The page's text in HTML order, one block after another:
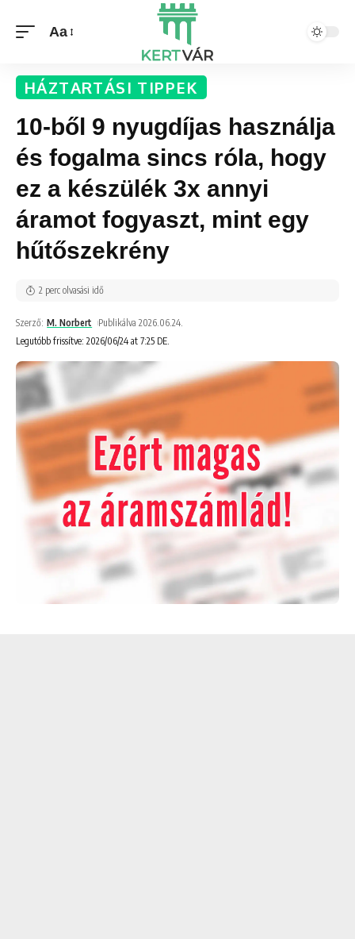
Aa
HÁZTARTÁSI TIPPEK
10-ből 9 nyugdíjas használja
és fogalma sincs róla, hogy
ez a készülék 3x annyi
áramot fogyaszt, mint egy
hűtőszekrény
Legutóbb frissítve: 2026/06/24 at 7:25 DE.
Szerző: M. Norbert Publikálva 2026.06.24.
2 perc olvasási idő